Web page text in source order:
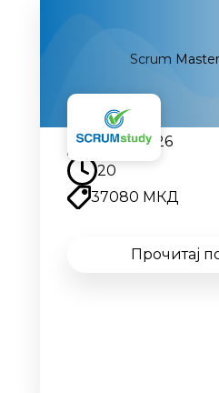
Scrum
07.09.2026
20
37080 МКД
Прочитај